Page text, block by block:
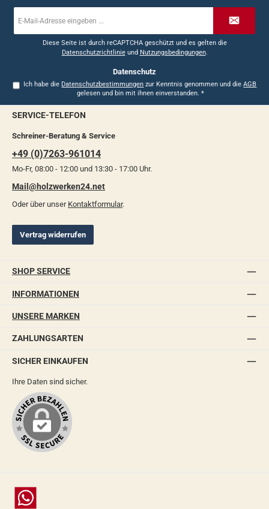
Mail-
Diese Seite ist durch reCAPTCHA geschützt und es gelten die
Datenschutzrichtlinieund Nutzungsbedingungen.
Datenschutz
Ich habe die Datenschutzbestimmungen zur Kenntnis genommen und dieAGB
gelesen und bin mit ihnen einverstanden. *
SERVICE-TELEFON
Schreiner-Beratung & Service
+49 (0)7263-961014
Mo-Fr, 08:00 - 12:00 und 13:30 - 17:00 Uhr.
Mail@holzwerken24.net
Oder über unser Kontaktformular.
Vertrag widerrufen
SHOP SERVICE
INFORMATIONEN
UNSERE MARKEN
ZAHLUNGSARTEN
SICHER EINKAUFEN
Ihre Daten sind sicher.
Chat